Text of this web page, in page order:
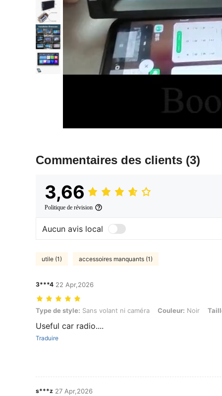
Commentaires des clients (3)
3,66
Politique de révision
Aucun avis local
utile (1) accessoires manquants (1)
3***4 22 Apr,2026
Type de style: Sans volant ni caméra, Couleur: Noir, Taille: Taille
Type de style: Sans volant ni caméra Couleur: Noir
Useful car radio....
Traduire
s***z 27 Apr,2026